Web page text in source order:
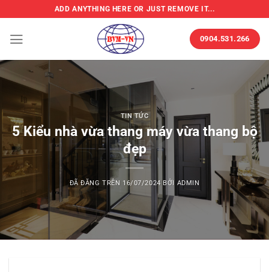
nội
ADD ANYTHING HERE OR JUST REMOVE IT...
0904.531.266
TIN TỨC
5 Kiểu nhà vừa thang máy vừa thang bộ
đẹp
ĐÃ ĐĂNG TRÊN 16/07/2024 BỞI ADMIN